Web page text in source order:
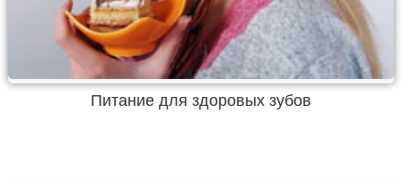
Питание для здоровых зубов